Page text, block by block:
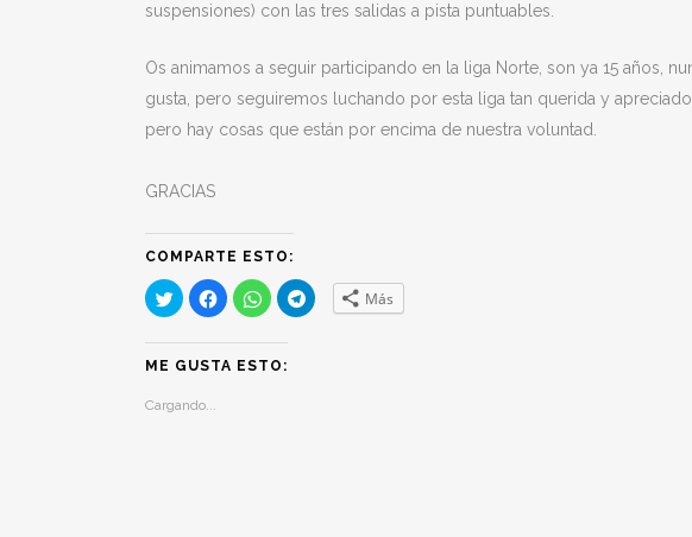
suspensiones) con las tres salidas a pista puntuables.
Os animamos a seguir participando en la liga Norte, son ya 15 años,
gusta, pero seguiremos luchando por esta liga tan querida y
pero hay cosas que están por encima de nuestra voluntad.
GRACIAS
COMPARTE ESTO:
Haz
clic
para
Twitter
en
Haz
clic
para
Facebook
Haz
clic
para
WhatsApp
Haz
clic Más
ME GUSTA ESTO:
Cargando...